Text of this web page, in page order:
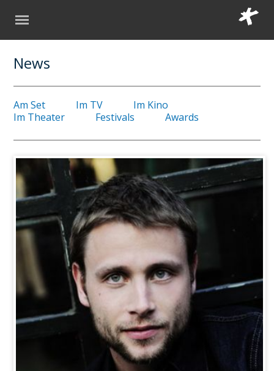
News
Am Set Im TV
Im Kino
Im Theater
Festivals Awards